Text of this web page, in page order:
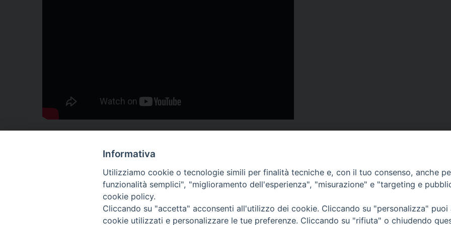
Primo piano
Informativa
Utilizziamo cookie o tecnologie simili per finalità tecniche e, con il tuo consenso, anche
funzionalità semplici", "miglioramento dell'esperienza", "misurazione" e "targeting e
cookie policy.
Cliccando su "accetta" acconsenti all'utilizzo dei cookie. Cliccando su "personalizza"
cookie utilizzati e personalizzare le tue preferenze. Cliccando su "rifiuta" o chiudendo